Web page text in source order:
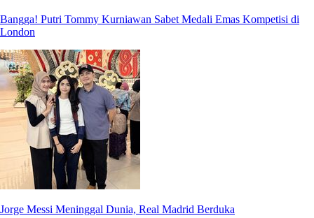
Bangga! Putri Tommy Kurniawan Sabet Medali Emas Kompetisi di
London
Jorge Messi Meninggal Dunia, Real Madrid Berduka